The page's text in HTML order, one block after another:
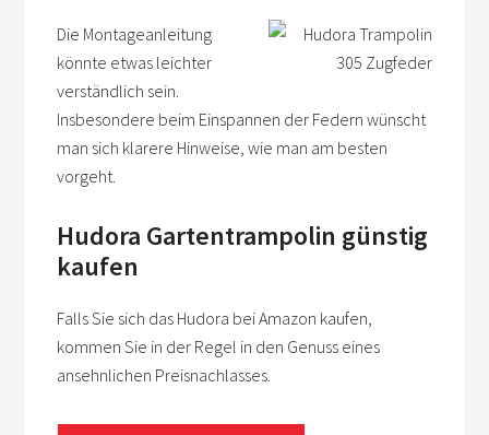
Die Montageanleitung
könnte etwas leichter
verständlich sein.
Insbesondere beim Einspannen der Federn wünscht
man sich klarere Hinweise, wie man am besten
vorgeht.
Hudora Gartentrampolin günstig
kaufen
Falls Sie sich das Hudora bei Amazon kaufen,
kommen Sie in der Regel in den Genuss eines
ansehnlichen Preisnachlasses.